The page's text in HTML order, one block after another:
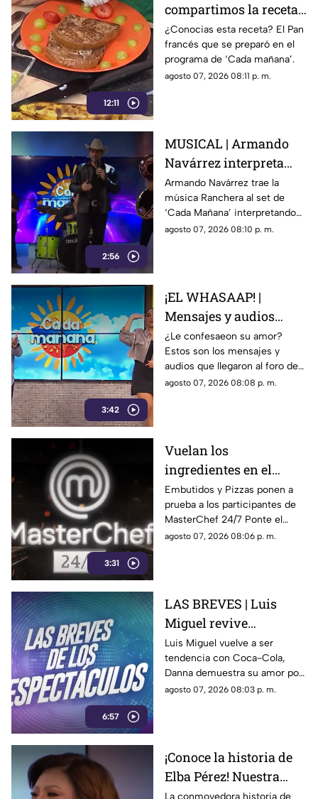
12:11
compartimos la receta
de un delicioso pan
francés
¿Conocias esta receta? El Pan
francés que se preparó en el
programa de ‘Cada mañana’.
agosto 07, 2026 08:11 p. m.
2:56
MUSICAL | Armando
Navárrez interpreta
'Corazón en modo
Avión' EN VIVO
Armando Navárrez trae la
música Ranchera al set de
‘Cada Mañana’ interpretando
su canción ‘Corazón en modo
agosto 07, 2026 08:10 p. m.
3:42
¡EL WHASAAP! |
Mensajes y audios
llegaron al foro de
'Cada mañana'; parte 1
¿Le confesaeon su amor?
Estos son los mensajes y
audios que llegaron al foro de
‘Cada mañana’ estuvieron
agosto 07, 2026 08:08 p. m.
3:31
Vuelan los
ingredientes en el
programa MasterChef
24/7
Embutidos y Pizzas ponen a
prueba a los participantes de
MasterChef 24/7 Ponte el
delantal y degusta junto a
agosto 07, 2026 08:06 p. m.
6:57
LAS BREVES | Luis
Miguel revive
nostalgia, Danna canta
tema de Belinda y Paul
Alone estrena disco
Luis Miguel vuelve a ser
tendencia con Coca-Cola,
Danna demuestra su amor por
Belinda y Paul Alone revela los
agosto 07, 2026 08:03 p. m.
¡Conoce la historia de
Elba Pérez! Nuestra
nueva Reina en el foro